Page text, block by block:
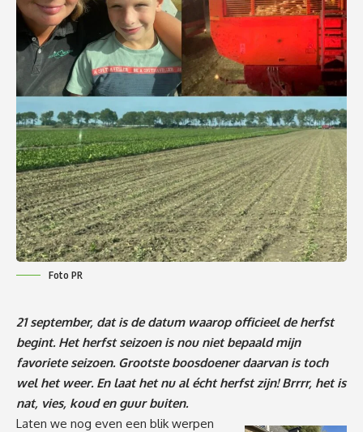
Foto PR
21 september, dat is de datum waarop officieel de herfst
begint. Het herfst seizoen is nou niet bepaald mijn
favoriete seizoen. Grootste boosdoener daarvan is toch
wel het weer. En laat het nu al écht herfst zijn! Brrrr, het is
nat, vies, koud en guur buiten.
Laten we nog even een blik werpen